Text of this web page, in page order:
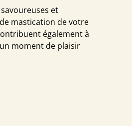
et
mastication de votre
également à
moment de plaisir